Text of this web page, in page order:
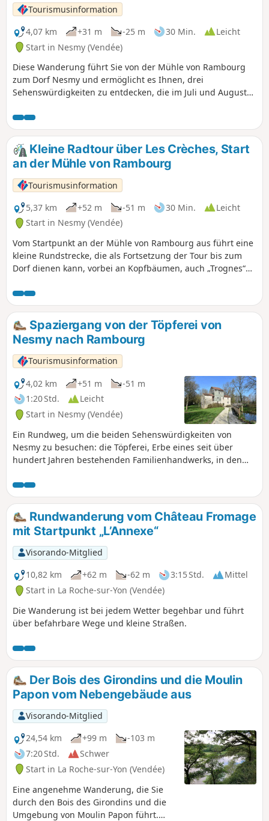
entlang des nördlichen Teils des Lac de
Moulin Papon, um dieses wahre
Patchwork aus Landschaften
abzurunden!
Tourismusinformation
4,07 km
+31 m -25 m 30 Min.
Leicht
Start in Nesmy (Vendée)
Diese Wanderung führt Sie von der Mühle von Rambourg
zum Dorf Nesmy und ermöglicht es Ihnen, drei
Sehenswürdigkeiten zu entdecken, die im Juli und August
Töpferei von Nesmy und den Park des Schlosses von Nesmy.
Kleine Radtour über Les Crèches, Start
an der Mühle von Rambourg
Tourismusinformation
5,37 km
+52 m -51 m 30 Min.
Leicht
Start in Nesmy (Vendée)
Vom Startpunkt an der Mühle von Rambourg aus führt eine
kleine Rundstrecke, die als Fortsetzung der Tour bis zum
Dorf dienen kann, vorbei an Kopfbäumen, auch „Trognes“
landwirtschaftlichen Leben vergangener Zeiten erzählen.
Spaziergang von der Töpferei von
Nesmy nach Rambourg
Tourismusinformation
4,02 km
+51 m
-51 m
1:20 Std.
Leicht
Start in Nesmy (Vendée)
Ein Rundweg, um die beiden Sehenswürdigkeiten von
Nesmy zu besuchen: die Töpferei, Erbe eines seit über
hundert Jahren bestehenden Familienhandwerks, in den
von Rambourg, die letzte noch intakte Wassermühle im Yon-
Tal, ein prächtiges mechanisches Universum, das Jules
Verne würdig ist. Die Mühle kann jeden Sommer und bei
Veranstaltungen besichtigt werden. Im Sommer können
auch die Gärten des Schlosses von Nesmy besichtigt
werden. Informationen zu den Besichtigungen finden Sie
unter: OT la Roche-sur-Yon
Rundwanderung vom Château Fromage
mit Startpunkt „L’Annexe“
Visorando-Mitglied
10,82 km
+62 m -62 m 3:15 Std.
Mittel
Start in La Roche-sur-Yon (Vendée)
Die Wanderung ist bei jedem Wetter begehbar und führt
über befahrbare Wege und kleine Straßen.
Der Bois des Girondins und die Moulin
Papon vom Nebengebäude aus
Visorando-Mitglied
24,54 km
+99 m
-103 m
7:20 Std.
Schwer
Start in La Roche-sur-Yon (Vendée)
Eine angenehme Wanderung, die Sie
durch den Bois des Girondins und die
Umgebung von Moulin Papon führt.